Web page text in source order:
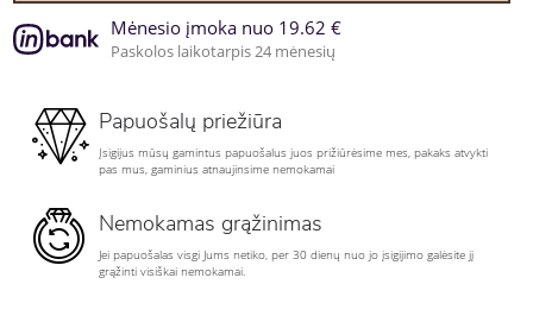
Mėnesio įmoka nuo 19.62 €
Paskolos laikotarpis 24 mėnesių
Papuošalų priežiūra
Įsigijus mūsų gamintus papuošalus juos prižiūrėsime mes, pakaks atvykti
pas mus, gaminius atnaujinsime nemokamai
Nemokamas grąžinimas
Jei papuošalas visgi Jums netiko, per 30 dienų nuo jo įsigijimo galėsite jį
grąžinti visiškai nemokamai.